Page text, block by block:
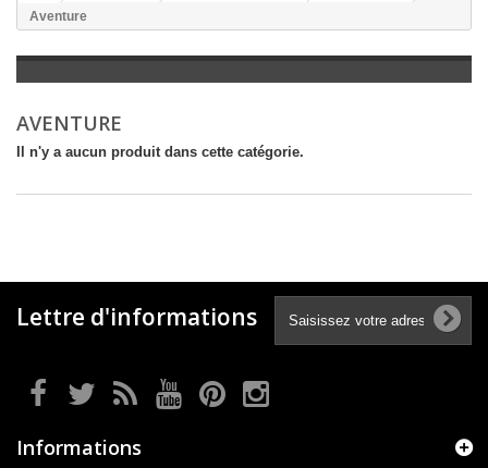
+
LITTÉRATURE
LOISIRS, VIE PRATIQUE
+
SCOLAIRE ET DICTIONNAIRE
Aventure
AVENTURE
Il n'y a aucun produit dans cette catégorie.
Lettre d'informations
Informations